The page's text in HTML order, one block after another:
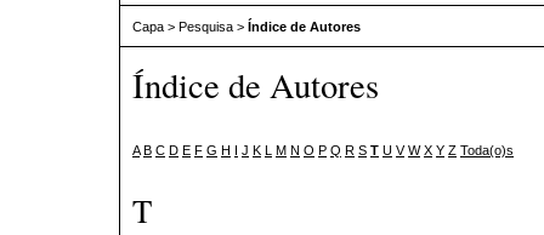
Capa > Pesquisa > Índice de Autores
Índice de Autores
A B C D E F G H I J K L M N O P Q R S T U V W X Y Z Toda(o)s
T